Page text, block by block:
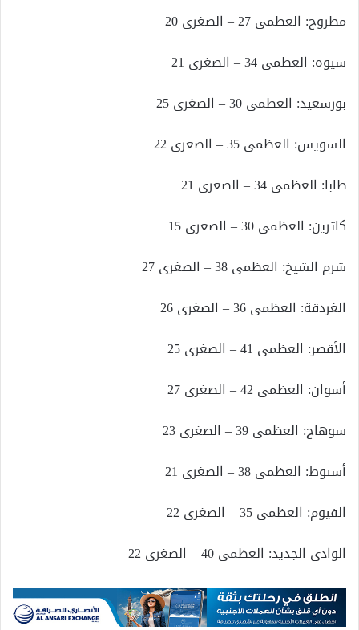
مطروح: العظمى 27 – الصغرى 20
سيوة: العظمى 34 – الصغرى 21
بورسعيد: العظمى 30 – الصغرى 25
السويس: العظمى 35 – الصغرى 22
طابا: العظمى 34 – الصغرى 21
كاترين: العظمى 30 – الصغرى 15
شرم الشيخ: العظمى 38 – الصغرى 27
الغردقة: العظمى 36 – الصغرى 26
الأقصر: العظمى 41 – الصغرى 25
أسوان: العظمى 42 – الصغرى 27
سوهاج: العظمى 39 – الصغرى 23
أسيوط: العظمى 38 – الصغرى 21
الفيوم: العظمى 35 – الصغرى 22
الوادي الجديد: العظمى 40 – الصغرى 22